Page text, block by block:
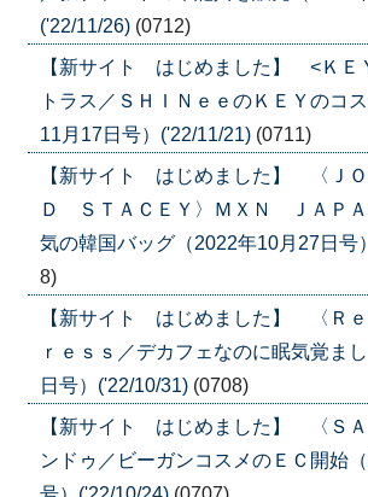
('22/11/26) (0712)
【新サイト はじめました】 <ＫＥ
トラス／ＳＨＩＮｅｅのＫＥＹのコ
11月17日号）('22/11/21) (0711)
【新サイト はじめました】 〈Ｊ
Ｄ ＳＴＡＣＥＹ〉ＭＸＮ ＪＡＰＡ
気の韓国バッグ（2022年10月27日号
8)
【新サイト はじめました】 〈Ｒｅ
ｒｅｓｓ／デカフェなのに眠気覚ま
日号）('22/10/31) (0708)
【新サイト はじめました】 〈ＳＡ
ンドゥ／ビーガンコスメのＥＣ開始